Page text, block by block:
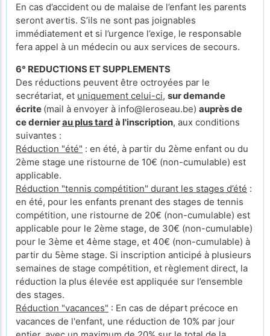
En cas d’accident ou de malaise de l’enfant les parents
seront avertis. S’ils ne sont pas joignables
immédiatement et si l’urgence l’exige, le responsable
fera appel à un médecin ou aux services de secours.
6° REDUCTIONS ET SUPPLEMENTS
Des réductions peuvent être octroyées par le
secrétariat, et uniquement celui-ci, sur demande
écrite (mail à envoyer à info@leroseau.be) auprès de
ce dernierau plus tard à l'inscription, aux conditions
suivantes :
Réduction "été" : en été, à partir du 2ème enfant ou du
2ème stage une ristourne de 10€ (non-cumulable) est
applicable.
Réduction "tennis compétition" durant les stages d’été :
en été, pour les enfants prenant des stages de tennis
compétition, une ristourne de 20€ (non-cumulable) est
applicable pour le 2ème stage, de 30€ (non-cumulable)
pour le 3ème et 4ème stage, et 40€ (non-cumulable) à
partir du 5ème stage. Si inscription anticipé à plusieurs
semaines de stage compétition, et règlement direct, la
réduction la plus élevée est appliquée sur l’ensemble
des stages.
Réduction "vacances" : En cas de départ précoce en
vacances de l'enfant, une réduction de 10% par jour